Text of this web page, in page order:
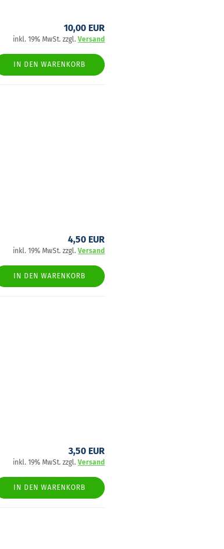
10,00 EUR
inkl. 19% MwSt. zzgl.Versand
IN DEN WARENKORB
4,50 EUR
inkl. 19% MwSt. zzgl.Versand
IN DEN WARENKORB
3,50 EUR
inkl. 19% MwSt. zzgl.Versand
IN DEN WARENKORB